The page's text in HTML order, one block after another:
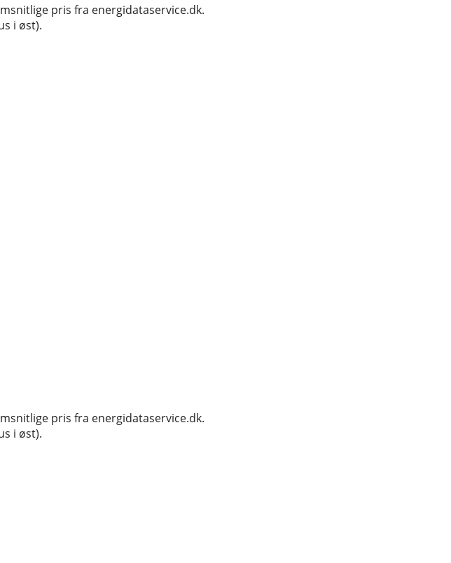
pris fra energidataservice.dk.
i øst).
pris fra energidataservice.dk.
i øst).